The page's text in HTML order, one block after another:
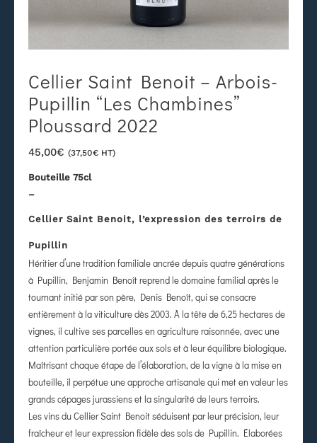
Cellier Saint Benoit – Arbois-
Pupillin “Les Chambines”
Ploussard 2022
45,00€ (37,50€ HT)
Bouteille 75cl
–
Cellier Saint Benoit, l’expression des terroirs de
Pupillin
Héritier d’une tradition familiale ancrée depuis quatre générations
à Pupillin, Benjamin Benoît reprend le domaine familial après le
tournant initié par son père, Denis Benoît, qui se consacre
entièrement à la viticulture dès 2003. À la tête de 6,25 hectares de
vignes, il cultive ses parcelles en agriculture raisonnée, avec une
attention particulière portée aux sols et à leur équilibre biologique.
Maîtrisant chaque étape de l’élaboration, de la vigne à la mise en
bouteille, il perpétue une approche artisanale qui met en valeur les
grands cépages jurassiens et la singularité de leurs terroirs.
Les vins du Cellier Saint Benoit séduisent par leur précision, leur
fraîcheur et leur expression fidèle des sols de Pupillin. Élaborées